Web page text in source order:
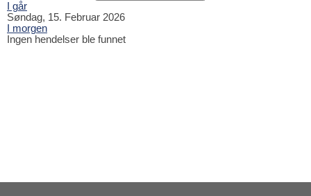
I går
Søndag, 15. Februar 2026
I morgen
Ingen hendelser ble funnet